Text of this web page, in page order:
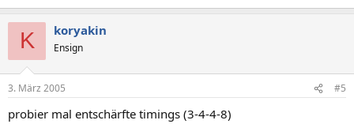
K koryakin
Ensign
3. März 2005 #5
probier mal entschärfte timings (3-4-4-8)